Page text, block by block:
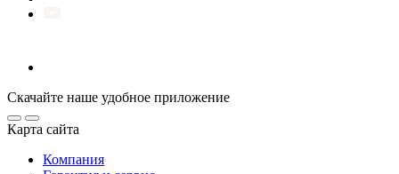
Скачайте наше удобное приложение
Карта сайта
Компания